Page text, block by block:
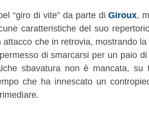
“giro di vite” da parte diGiroux,
caratteristiche del suo
che in retrovia, mostrando
di smarcarsi per un paio
sbavatura non è mancata, su
che ha innescato un